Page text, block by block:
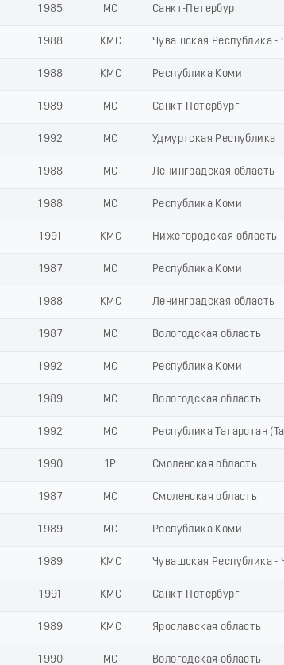
1985 МС Санкт-Петербург
1988 КМС Чувашская Республика -
1988 КМС Республика Коми
1989 МС Санкт-Петербург
1992 МС Удмуртская Республика
1988 МС Ленинградская область
1988 МС Республика Коми
1991 КМС Нижегородская область
1987 МС Республика Коми
1988 КМС Ленинградская область
1987 МС Вологодская область
1992 МС Республика Коми
1989 МС Вологодская область
1992 МС Республика Татарстан
1990 1Р Смоленская область
1987 МС Смоленская область
1989 МС Республика Коми
1989 КМС Чувашская Республика -
1991 КМС Санкт-Петербург
1989 КМС Ярославская область
1990 МС Вологодская область